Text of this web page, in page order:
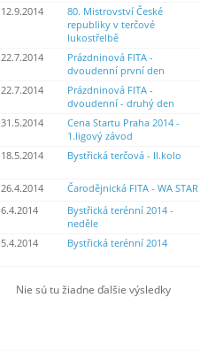
12.9.2014
80. Mistrovství České
republiky v terčové
lukostřelbě
22.7.2014
Prázdninová FITA -
dvoudenní první den
22.7.2014
Prázdninová FITA -
dvoudenní - druhý den
31.5.2014
Cena Startu Praha 2014 -
1.ligový závod
18.5.2014 Bystřická terčová - II.kolo
26.4.2014
Čarodějnická FITA - WA STAR
6.4.2014
Bystřická terénní 2014 -
neděle
5.4.2014
Bystřická terénní 2014
Nie sú tu žiadne ďalšie výsledky